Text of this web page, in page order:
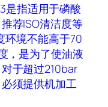
是指适用于磷酸
荐ISO清洁度等
环境不能高于70
，是为了使油液
于超过210bar
须提供机加工